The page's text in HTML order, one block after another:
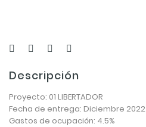
Descripción
Proyecto: 01 LIBERTADOR
Fecha de entrega: Diciembre 2022
Gastos de ocupación: 4.5%